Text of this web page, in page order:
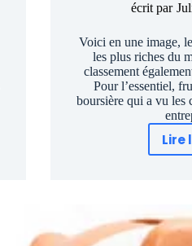
écrit par
Voici en une image,
les plus riches du
classement
Pour l’essentiel,
boursière qui a vu les
Lire